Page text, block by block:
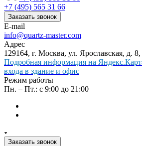
+7 (495) 565 31 66
Заказать звонок
E-mail
info@quartz-master.com
Адрес
129164, г. Москва, ул. Ярославская, д.
Подробная информация на
входа в здание и офис
Режим работы
Пн. – Пт.: с 9:00 до 21:00
Заказать звонок